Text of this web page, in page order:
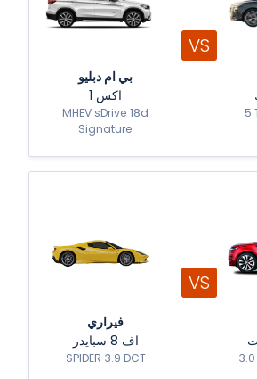
بي ام دبليو
اكس 1
MHEV sDrive 18d
Signature
VS
5
فيراري
اف 8 سبايدر
SPIDER 3.9 DCT
VS
3.0